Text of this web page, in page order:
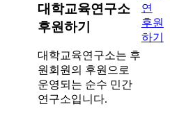
대학교육연구소
후원하기
대학교육연구소는 후
원회원의 후원으로
운영되는 순수 민간
연구소입니다.
연
후원
하기